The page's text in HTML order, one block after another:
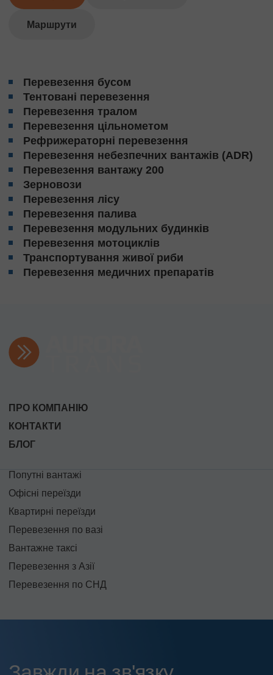
Маршрути
Перевезення бусом
Тентовані перевезення
Перевезення тралом
Перевезення цільнометом
Рефрижераторні перевезення
Перевезення небезпечних вантажів (ADR)
Перевезення вантажу 200
Зерновози
Перевезення лісу
Перевезення палива
Перевезення модульних будинків
Перевезення мотоциклів
Транспортування живої риби
Перевезення медичних препаратів
ПРО КОМПАНІЮ
КОНТАКТИ
БЛОГ
Попутні вантажі
Офісні переїзди
Квартирні переїзди
Перевезення по вазі
Вантажне таксі
Перевезення з Азії
Перевезення по СНД